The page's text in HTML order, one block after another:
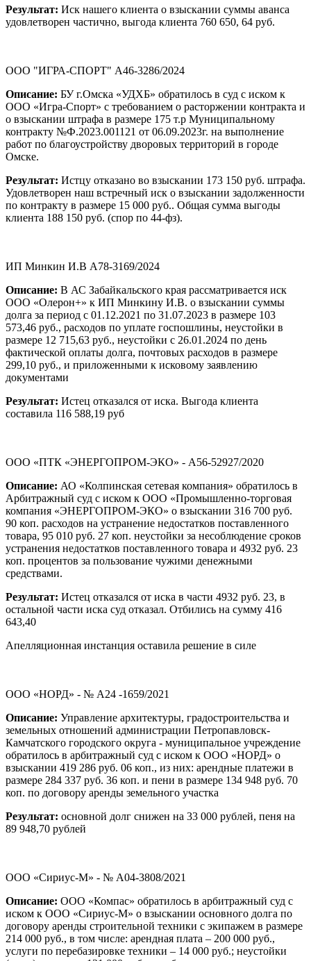
Результат: Иск нашего клиента о взыскании суммы аванса
удовлетворен частично, выгода клиента 760 650, 64 руб.
ООО "ИГРА-СПОРТ" А46-3286/2024
Описание: БУ г.Омска «УДХБ» обратилось в суд с иском к
ООО «Игра-Спорт» с требованием о расторжении контракта и
о взыскании штрафа в размере 175 т.р Муниципальному
контракту №Ф.2023.001121 от 06.09.2023г. на выполнение
работ по благоустройству дворовых территорий в городе
Омске.
Результат: Истцу отказано во взыскании 173 150 руб. штрафа.
Удовлетворен наш встречный иск о взыскании задолженности
по контракту в размере 15 000 руб.. Общая сумма выгоды
клиента 188 150 руб. (спор по 44-фз).
ИП Минкин И.В А78-3169/2024
Описание: В АС Забайкальского края рассматривается иск
ООО «Олерон+» к ИП Минкину И.В. о взыскании суммы
долга за период с 01.12.2021 по 31.07.2023 в размере 103
573,46 руб., расходов по уплате госпошлины, неустойки в
размере 12 715,63 руб., неустойки с 26.01.2024 по день
фактической оплаты долга, почтовых расходов в размере
299,10 руб., и приложенными к исковому заявлению
документами
Результат: Истец отказался от иска. Выгода клиента
составила 116 588,19 руб
ООО «ПТК «ЭНЕРГОПРОМ-ЭКО» - А56-52927/2020
Описание: АО «Колпинская сетевая компания» обратилось в
Арбитражный суд с иском к ООО «Промышленно-торговая
компания «ЭНЕРГОПРОМ-ЭКО» о взыскании 316 700 руб.
90 коп. расходов на устранение недостатков поставленного
товара, 95 010 руб. 27 коп. неустойки за несоблюдение сроков
устранения недостатков поставленного товара и 4932 руб. 23
коп. процентов за пользование чужими денежными
средствами.
Результат: Истец отказался от иска в части 4932 руб. 23, в
остальной части иска суд отказал. Отбились на сумму 416
643,40
Апелляционная инстанция оставила решение в силе
ООО «НОРД» - № А24 -1659/2021
Описание: Управление архитектуры, градостроительства и
земельных отношений администрации Петропавловск-
Камчатского городского округа - муниципальное учреждение
обратилось в арбитражный суд с иском к ООО «НОРД» о
взыскании 419 286 руб. 06 коп., из них: арендные платежи в
размере 284 337 руб. 36 коп. и пени в размере 134 948 руб. 70
коп. по договору аренды земельного участка
Результат: основной долг снижен на 33 000 рублей, пеня на
89 948,70 рублей
ООО «Сириус-М» - № А04-3808/2021
Описание: ООО «Компас» обратилось в арбитражный суд с
иском к ООО «Сириус-М» о взыскании основного долга по
договору аренды строительной техники с экипажем в размере
214 000 руб., в том числе: арендная плата – 200 000 руб.,
услуги по перебазировке техники – 14 000 руб.; неустойки